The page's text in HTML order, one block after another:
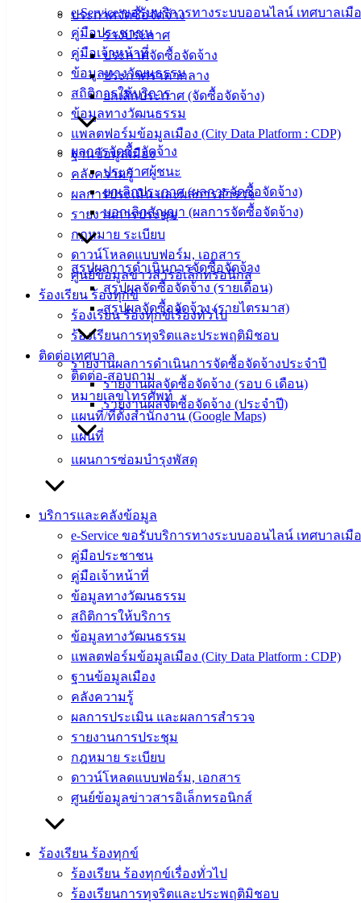
e-Service ขอรับบริการทางระบบออนไลน์ เทศบาลเมื
คู่มือประชาชน
คู่มือเจ้าหน้าที่
ข้อมูลทางวัฒนธรรม
สถิติการให้บริการ
ข้อมูลทางวัฒนธรรม
แพลตฟอร์มข้อมูลเมือง (City Data Platform : CDP)
ฐานข้อมูลเมือง
คลังความรู้
ผลการประเมิน และผลการสำรวจ
รายงานการประชุม
กฎหมาย ระเบียบ
ดาวน์โหลดแบบฟอร์ม, เอกสาร
ศูนย์ข้อมูลข่าวสารอิเล็กทรอนิกส์
ร้องเรียน ร้องทุกข์
ร้องเรียน ร้องทุกข์เรื่องทั่วไป
ร้องเรียนการทุจริตและประพฤติมิชอบ
ติดต่อเทศบาล
ติดต่อ-สอบถาม
หมายเลขโทรศัพท์
แผนที่/ที่ตั้งสำนักงาน (Google Maps)
แผนที่
ประกาศจัดซื้อจัดจ้าง
ร่างประกาศ
ประกาศจัดซื้อจัดจ้าง
ประกาศราคากลาง
ยกเลิกประกาศ (จัดซื้อจัดจ้าง)
ผลการจัดซื้อจัดจ้าง
ประกาศผู้ชนะ
ยกเลิกประกาศ (ผลการจัดซื้อจัดจ้าง)
บอกเลิกสัญญา (ผลการจัดซื้อจัดจ้าง)
สรุปผลการดำเนินการจัดซื้อจัดจ้าง
สรุปผลจัดซื้อจัดจ้าง (รายเดือน)
สรุปผลจัดซื้อจัดจ้าง (รายไตรมาส)
รายงานผลการดำเนินการจัดซื้อจัดจ้างประจำปี
รายงานผลจัดซื้อจัดจ้าง (รอบ 6 เดือน)
รายงานผลจัดซื้อจัดจ้าง (ประจำปี)
แผนการซ่อมบำรุงพัสดุ
บริการและคลังข้อมูล
e-Service ขอรับบริการทางระบบออนไลน์ เทศบาลเมื
คู่มือประชาชน
คู่มือเจ้าหน้าที่
ข้อมูลทางวัฒนธรรม
สถิติการให้บริการ
ข้อมูลทางวัฒนธรรม
แพลตฟอร์มข้อมูลเมือง (City Data Platform : CDP)
ฐานข้อมูลเมือง
คลังความรู้
ผลการประเมิน และผลการสำรวจ
รายงานการประชุม
กฎหมาย ระเบียบ
ดาวน์โหลดแบบฟอร์ม, เอกสาร
ศูนย์ข้อมูลข่าวสารอิเล็กทรอนิกส์
ร้องเรียน ร้องทุกข์
ร้องเรียน ร้องทุกข์เรื่องทั่วไป
ร้องเรียนการทุจริตและประพฤติมิชอบ
ดาวน์โหลด
ฟอร์ม,
เอกสาร
สำหรับ
ประชาชน/
คู่มือการ
ปฏิบัติ
ข่าวสาร
ศุนย์
ข้อมูล
ข่าวสาร
อิเล็กทรอนิกส์
องค์
ความรู้
(Knowledge
Management)
เทศบาล
สายตรง
นายก
ประวัติ
เทศบาล
ผู้บริหาร
และ
หัวหน้า
ส่วน
ราชการ
สภา
เทศบาล
สงวนลิขสิทธิ์ © 2563 เทศบาลเมืองอ่างศิลา จังหวัดชลบุรี |
angsilacity.go.th | Powered byBuuscript